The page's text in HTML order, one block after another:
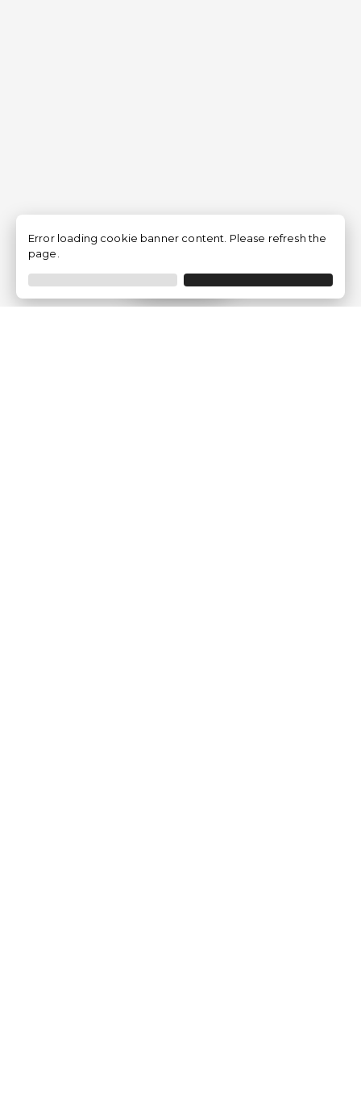
Filtrar
Error loading cookie banner content. Please refresh the
page.